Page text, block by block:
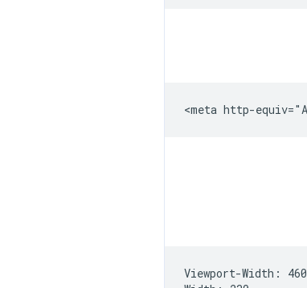
Viewport-Width: 460